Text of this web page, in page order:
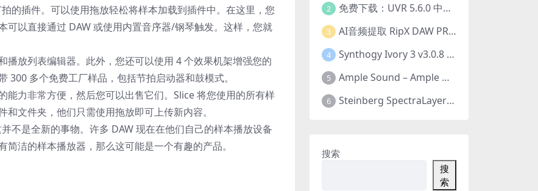
的插件。可以使用拖放轻松将样本加载到插件中。在这里，您
可以直接通过 DAW 或使用内置音序器/钢琴触发。这样，您就
播放列表编辑器。此外，您还可以使用 4 个效果机架增强您的
300 多个免费工厂样品，包括节拍启动器和鼓模式。
能力非常方便，然后您可以出售它们。Slice 将您使用的所有样
文件夹，他们只需使用拖放即可上传新内容。
不是全新的事物。许多 DAW 现在在他们自己的样本播放设备
洁的样本播放器，那么这可能是一个有趣的产品。
2 免费下载：UVR 5.6.0 中文版 最强AI人声伴奏分离工具+22GB完整扩展模型包 Ultimate Vocal Remover v5.6.0
3 AI音频提取 RipX DAW PRO 7.1.1 WIN 中文汉化版 人声乐器提取分离伴奏制作 仅支持WIN系统
4 Synthogy Ivory 3 v3.0.8 WIN版 极品象牙钢琴3 音源插件 含音色库扩展 仅支持WIN系统
5 Ample Sound – Ample Guitar & Bass v4.0.1版 吉他贝司 全新四代 全套26把 支持WIN+MAC
6 Steinberg SpectraLayers Pro v12.0.40 光谱层12 官方中文版 人声乐器提取软件 WIN+MAC
搜索
搜
索